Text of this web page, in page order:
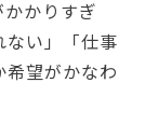
かりすぎ
ない」「仕事
望がかなわ